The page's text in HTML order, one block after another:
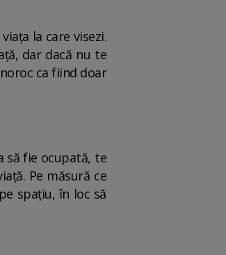
la care visezi.
dar dacă nu te
ca fiind doar
să fie ocupată, te
Pe măsură ce
spațiu, în loc să